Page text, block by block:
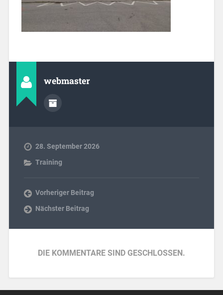
webmaster
28. September 2026
Training
Vorheriger Beitrag
Nächster Beitrag
DIE KOMMENTARE SIND GESCHLOSSEN.